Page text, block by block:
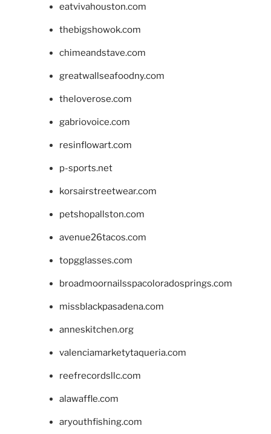
eatvivahouston.com
thebigshowok.com
chimeandstave.com
greatwallseafoodny.com
theloverose.com
gabriovoice.com
resinflowart.com
p-sports.net
korsairstreetwear.com
petshopallston.com
avenue26tacos.com
topgglasses.com
broadmoornailsspacoloradosprings.com
missblackpasadena.com
anneskitchen.org
valenciamarketytaqueria.com
reefrecordsllc.com
alawaffle.com
aryouthfishing.com